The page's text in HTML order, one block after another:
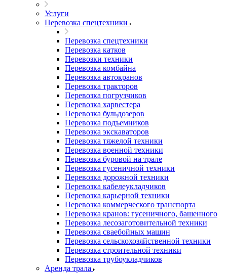
Услуги
Перевозка спецтехники
Перевозка спецтехники
Перевозка катков
Перевозки техники
Перевозка комбайна
Перевозка автокранов
Перевозка тракторов
Перевозка погрузчиков
Перевозка харвестера
Перевозка бульдозеров
Перевозка подъемников
Перевозка экскаваторов
Перевозка тяжелой техники
Перевозка военной техники
Перевозка буровой на трале
Перевозка гусеничной техники
Перевозка дорожной техники
Перевозка кабелеукладчиков
Перевозка карьерной техники
Перевозка коммерческого транспорта
Перевозка кранов: гусеничного, башенного
Перевозка лесозаготовительной техники
Перевозка сваебойных машин
Перевозка сельскохозяйственной техники
Перевозка строительной техники
Перевозка трубоукладчиков
Аренда трала